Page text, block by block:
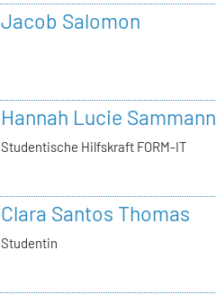
Jacob Salomon
Hannah Lucie Sammann
Studentische Hilfskraft FORM-IT
Clara Santos Thomas
Studentin